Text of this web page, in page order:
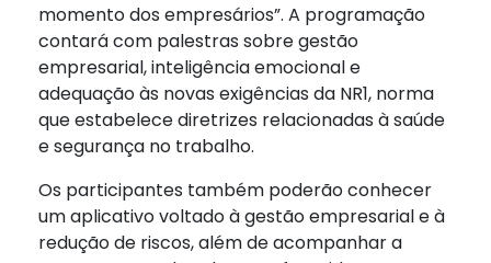
momento dos empresários”. A programação
contará com palestras sobre gestão
empresarial, inteligência emocional e
adequação às novas exigências da NR1, norma
que estabelece diretrizes relacionadas à saúde
e segurança no trabalho.
Os participantes também poderão conhecer
um aplicativo voltado à gestão empresarial e à
redução de riscos, além de acompanhar a